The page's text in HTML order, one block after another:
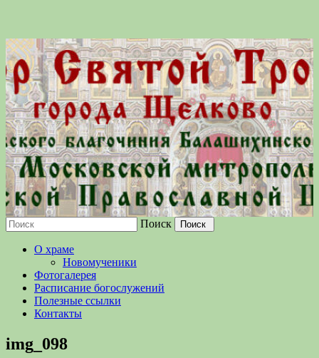
Православной Церкви
Поиск
О храме
Новомученики
Фотогалерея
Расписание богослужений
Полезные ссылки
Контакты
img_098